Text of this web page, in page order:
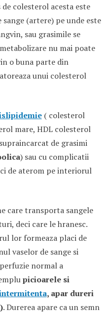
colesterol acesta este
(artere) pe unde este
sau grasimile se
nu mai poate
o buna parte din
unui colesterol
( colesterol
mare, HDL colesterol
de grasimi
) sau cu complicatii
de aterom pe interiorul
care transporta sangele
deci care le hranesc.
lor formeaza placi de
vaselor de sange si
normal a
picioarele si
, apar dureri
). Durerea apare ca un semn